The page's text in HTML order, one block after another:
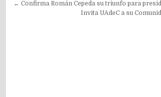
Navegación
← Confirma Román Cepeda su triunfo para
Invita UAdeC a su